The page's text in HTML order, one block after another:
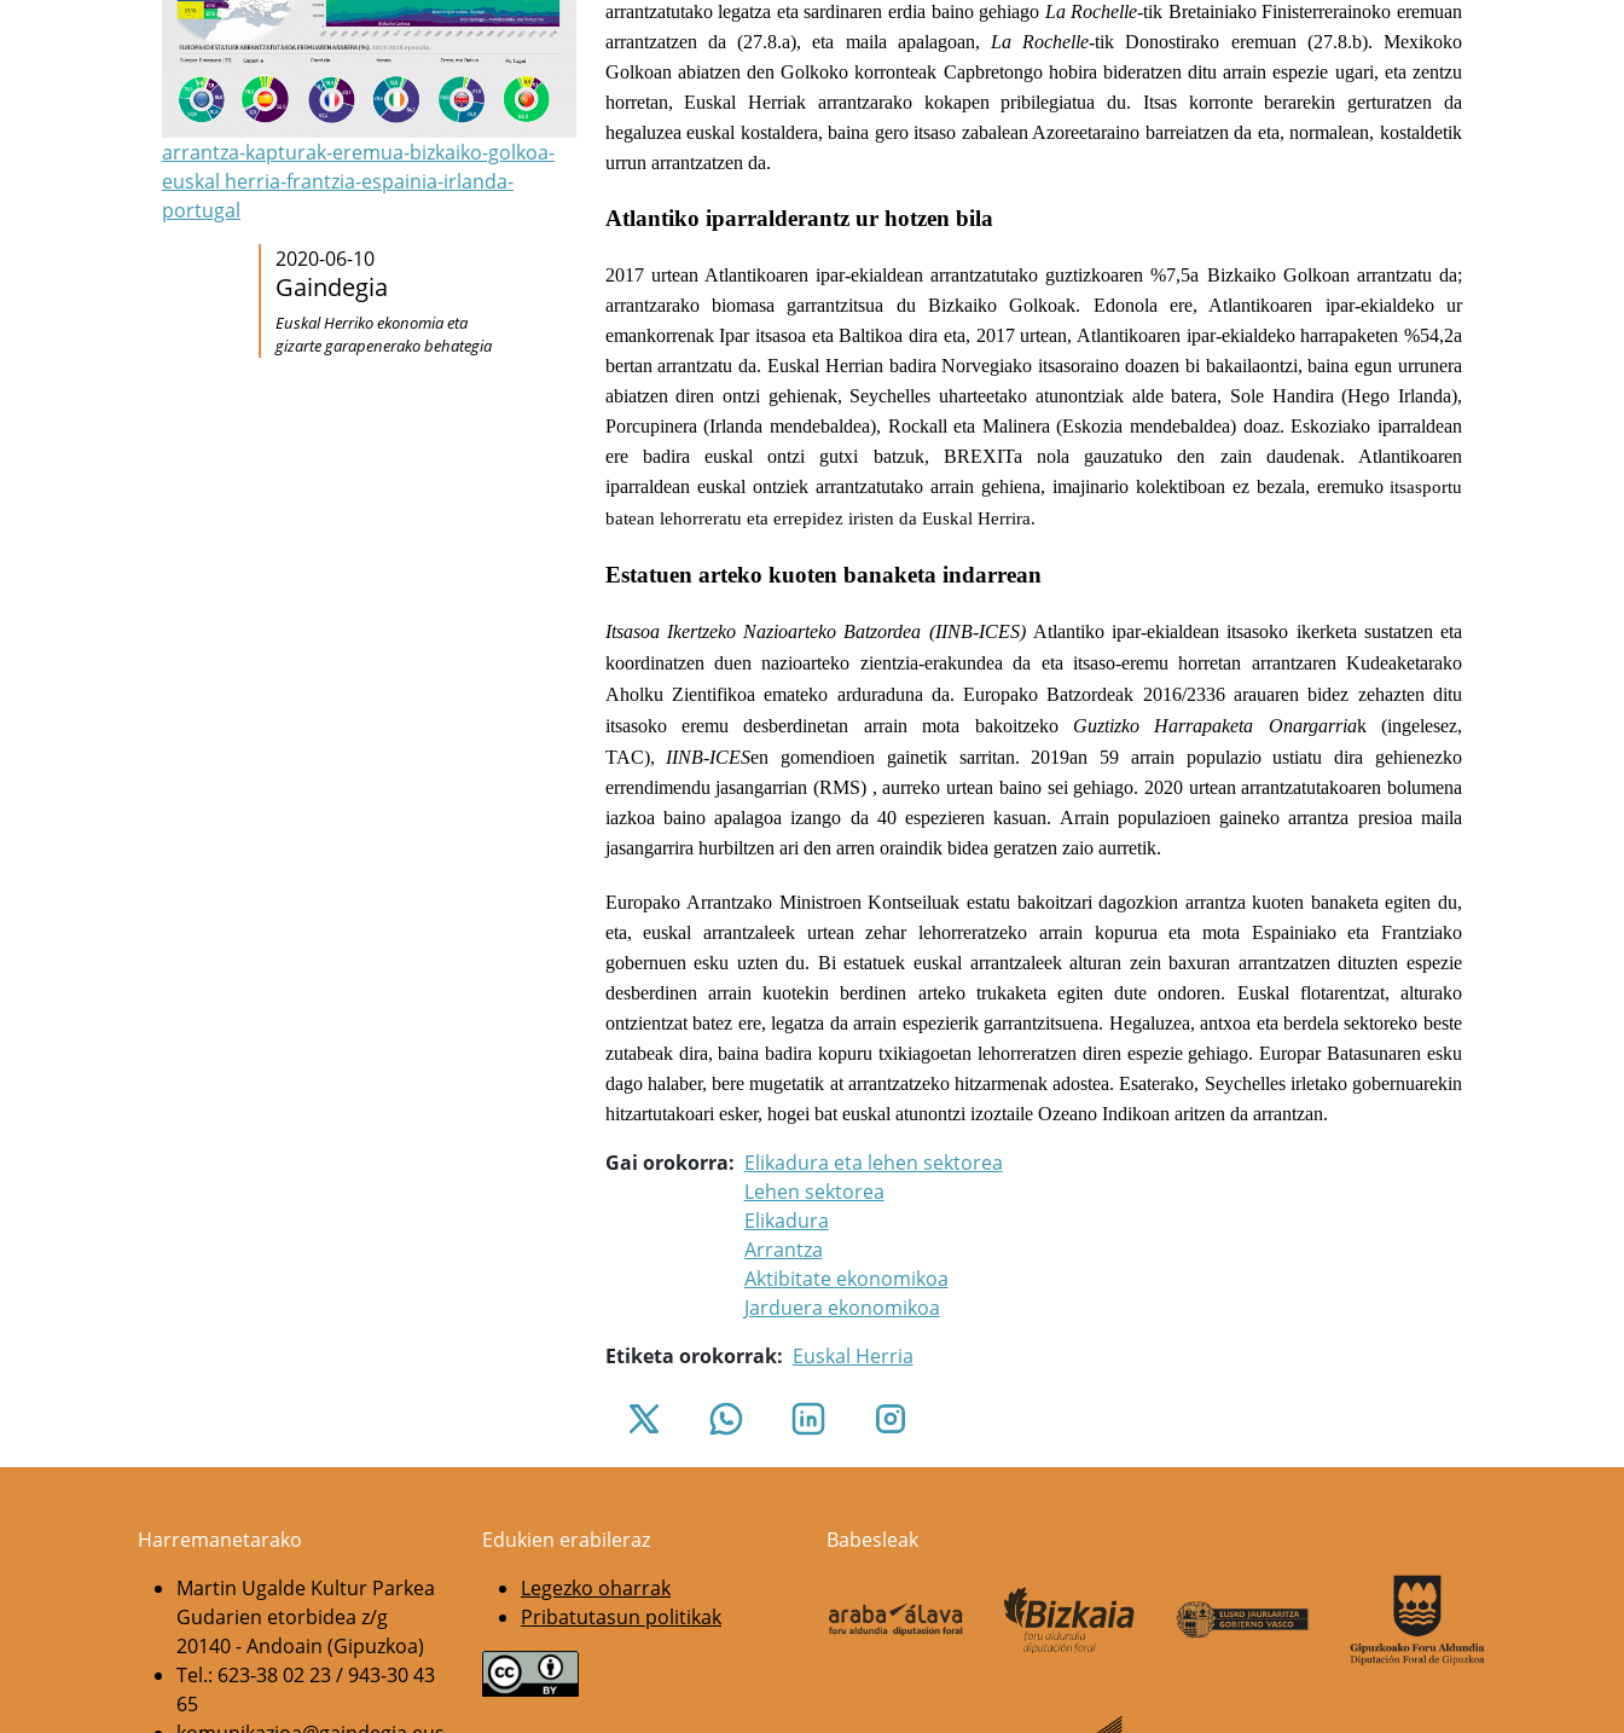
arrantza-kapturak-eremua-bizkaiko-golkoa-
euskal herria-frantzia-espainia-irlanda-
portugal
2020-06-10
Gaindegia
Euskal Herriko ekonomia eta
gizarte garapenerako behategia
arrantzatutako legatza eta sardinaren erdia baino gehiago La Rochelle-tik Bretainiako Finisterrerainoko eremuan
arrantzatzen da (27.8.a), eta maila apalagoan,
La Rochelle-tik Donostirako eremuan (27.8.b). Mexikoko
Golkoan abiatzen den Golkoko korronteak Capbretongo hobira bideratzen ditu arrain espezie ugari, eta zentzu
horretan, Euskal Herriak arrantzarako kokapen pribilegiatua du.
Itsas korronte berarekin gerturatzen da
hegaluzea euskal kostaldera, baina gero itsaso zabalean Azoreetaraino barreiatzen da eta, normalean, kostaldetik
urrun arrantzatzen da.
Atlantiko iparralderantz ur hotzen bila
2017 urtean Atlantikoaren ipar-ekialdean arrantzatutako guztizkoaren %7,5a Bizkaiko Golkoan arrantzatu da;
arrantzarako biomasa garrantzitsua du Bizkaiko Golkoak. Edonola ere, Atlantikoaren ipar-ekialdeko ur
emankorrenak Ipar itsasoa eta Baltikoa dira eta, 2017 urtean, Atlantikoaren ipar-ekialdekoharrapaketen %54,2a
bertan arrantzatu da. Euskal Herrian badira Norvegiako itsasoraino doazen bi bakailaontzi, baina egun urrunera
abiatzen diren ontzi gehienak, Seychelles uharteetako atunontziak alde batera, Sole Handira (Hego Irlanda),
Porcupinera (Irlanda mendebaldea), Rockall eta Malinera (Eskozia mendebaldea) doaz. Eskoziako iparraldean
ere badira euskal ontzi gutxi batzuk, BREXITa nola gauzatuko den zain daudenak. Atlantikoaren
iparraldean euskal ontziek arrantzatutako arrain gehiena, imajinario kolektiboan ez bezala, eremuko itsasportu
batean lehorreratu eta errepidez iristen da Euskal Herrira.
Estatuen arteko kuoten banaketa indarrean
Itsasoa Ikertzeko Nazioarteko Batzordea (IINB-ICES) Atlantiko ipar-ekialdean itsasoko ikerketa sustatzen eta
koordinatzen duen nazioarteko zientzia-erakundea da eta itsaso-eremu horretan arrantzaren Kudeaketarako
Aholku Zientifikoa emateko arduraduna da. Europako Batzordeak 2016/2336 arauaren bidez zehazten ditu
itsasoko eremu desberdinetan arrain mota bakoitzeko
Guztizko Harrapaketa Onargarriak (ingelesez,
TAC), IINB-ICESen gomendioen gainetik sarritan. 2019an 59 arrain populazio ustiatu dira gehienezko
errendimendu jasangarrian (RMS) , aurreko urtean baino sei gehiago. 2020 urtean arrantzatutakoaren bolumena
iazkoa baino apalagoa izango da 40 espezieren kasuan. Arrain populazioen gaineko arrantza presioa maila
jasangarrira hurbiltzen ari den arren oraindik bidea geratzen zaio aurretik.
Europako Arrantzako Ministroen Kontseiluak estatu bakoitzari dagozkion arrantza kuoten banaketa egiten du,
eta, euskal arrantzaleek urtean zehar lehorreratzeko arrain kopurua eta mota
Espainiako eta Frantziako
gobernuen esku uzten du. Bi estatuek euskal arrantzaleek alturan zein baxuran arrantzatzen dituzten espezie
desberdinen arrain kuotekin berdinen arteko trukaketa egiten dute ondoren. Euskal flotarentzat, alturako
ontzientzat batez ere, legatza da arrain espezierik garrantzitsuena. Hegaluzea, antxoa eta berdela sektoreko beste
zutabeak dira, baina badira kopuru txikiagoetan lehorreratzen diren espezie gehiago. Europar Batasunaren esku
dago halaber, bere mugetatik at arrantzatzeko hitzarmenak adostea. Esaterako, Seychelles irletako gobernuarekin
hitzartutakoari esker, hogei bat euskal atunontzi izoztaile Ozeano Indikoan aritzen da arrantzan.
Gai orokorra
Elikadura eta lehen sektorea
Lehen sektorea
Elikadura
Arrantza
Aktibitate ekonomikoa
Jarduera ekonomikoa
Etiketa orokorrak
Euskal Herria
Harremanetarako
Martin Ugalde Kultur Parkea
Gudarien etorbidea z/g
20140 - Andoain (Gipuzkoa)
Tel.: 623-38 02 23 / 943-30 43
65
Edukien erabileraz
Legezko oharrak
Pribatutasun politikak
Babesleak